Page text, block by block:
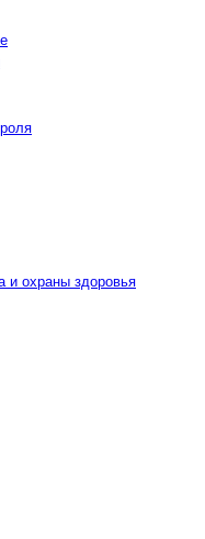
и охраны здоровья